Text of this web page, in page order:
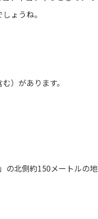
ょうね。
）があります。
の北側約150メートルの地